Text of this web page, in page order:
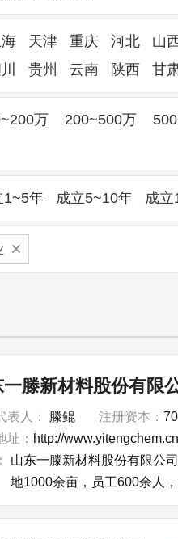
天津 重庆 河北
山
贵州 云南 陕西 甘
万 200~500万
1~5年 成立5~10年 成立
一滕新材料股份有限
表人： 滕鲲 注册资本：
址： http://www.yitengchem.cn
山东一滕新材料股份有限公
地1000余亩，员工600余人